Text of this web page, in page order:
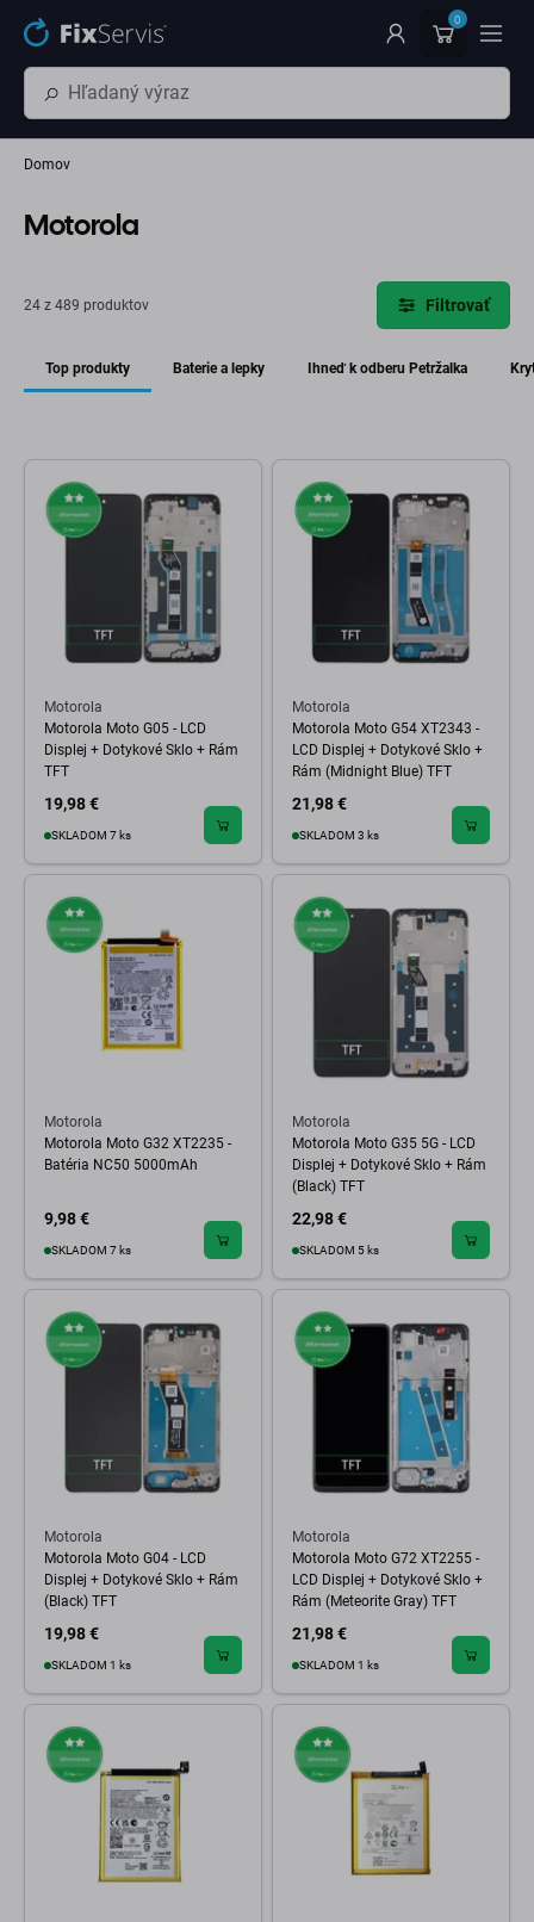
Preskočiť na hlavný obsah 0
Domov
Motorola
24 z 489 produktov Filtrovať
Top produkty Baterie a lepky Ihneď k odberu Petržalka
Motorola
Motorola Moto G05 - LCD
Displej + Dotykové Sklo + Rám
TFT
19,98 €
SKLADOM 7 ks
Motorola
Motorola Moto G54 XT2343 -
LCD Displej + Dotykové Sklo +
Rám (Midnight Blue) TFT
21,98 €
SKLADOM 3 ks
Motorola
Motorola Moto G32 XT2235 -
Batéria NC50 5000mAh
9,98 €
SKLADOM 7 ks
Motorola
Motorola Moto G35 5G - LCD
Displej + Dotykové Sklo + Rám
(Black) TFT
22,98 €
SKLADOM 5 ks
Motorola
Motorola Moto G04 - LCD
Displej + Dotykové Sklo + Rám
(Black) TFT
19,98 €
SKLADOM 1 ks
Motorola
Motorola Moto G72 XT2255 -
LCD Displej + Dotykové Sklo +
Rám (Meteorite Gray) TFT
21,98 €
SKLADOM 1 ks